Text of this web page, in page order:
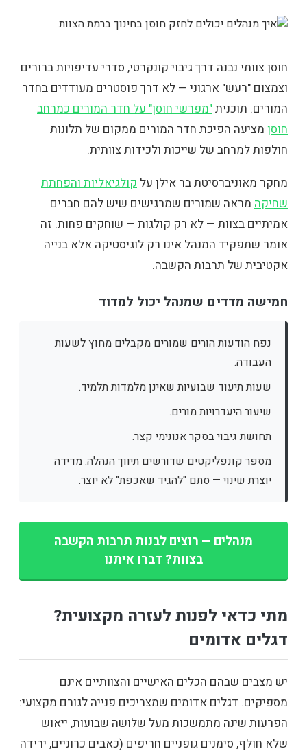
חוסן צוותי נבנה דרך גיבוי קונקרטי, סדרי עדיפויות ברורים
וצמצום "רעש" ארגוני — לא דרך פוסטרים מעודדים בחדר
המורים. תוכנית"מפרשי חוסן" על חדר המורים כמרחב
חוסן מציעה הפיכת חדר המורים ממקום של תלונות
חולפות למרחב של שייכות ולכידות צוותית.
מחקר מאוניברסיטת בר אילן על קולגיאליות והפחתת
שחיקה מראה שמורים שמרגישים שיש להם חברים
אמיתיים בצוות — לא רק קולגות — שוחקים פחות. זה
אומר שתפקיד המנהל אינו רק לוגיסטיקה אלא בנייה
אקטיבית של תרבות הקשבה.
חמישה מדדים שמנהל יכול למדוד
נפח הודעות הורים שמורים מקבלים מחוץ לשעות
העבודה.
שעות תיעוד שבועיות שאינן מלמדות תלמיד.
שיעור היעדרויות מורים.
תחושת גיבוי בסקר אנונימי קצר.
מספר קונפליקטים שדורשים תיווך הנהלה. מדידה
יוצרת שינוי — סתם "להגיד שאכפת" לא יוצר.
מנהלים — רוצים לבנות תרבות הקשבה
בצוות? דברו איתנו
מתי כדאי לפנות לעזרה מקצועית?
דגלים אדומים
יש מצבים שבהם הכלים האישיים והצוותיים אינם
מספיקים. דגלים אדומים שמצריכים פנייה לגורם מקצועי:
הפרעות שינה מתמשכות מעל שלושה שבועות, ייאוש
שלא חולף, סימנים גופניים חריפים (כאבים כרוניים, ירידה